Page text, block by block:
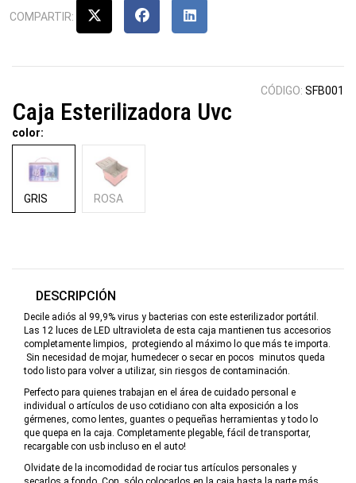
COMPARTIR:
CÓDIGO: SFB001
Caja Esterilizadora Uvc
color:
GRIS ROSA
DESCRIPCIÓN
Decile adiós al 99,9% virus y bacterias con este esterilizador portátil.
Las 12 luces de LED ultravioleta de esta caja mantienen tus accesorios
completamente limpios, protegiendo al máximo lo que más te importa.
Sin necesidad de mojar, humedecer o secar en pocos minutos queda
todo listo para volver a utilizar, sin riesgos de contaminación.
Perfecto para quienes trabajan en el área de cuidado personal e
individual o artículos de uso cotidiano con alta exposición a los
gérmenes, como lentes, guantes o pequeñas herramientas y todo lo
que quepa en la caja. Completamente plegable, fácil de transportar,
recargable con usb incluso en el auto!
Olvidate de la incomodidad de rociar tus artículos personales y